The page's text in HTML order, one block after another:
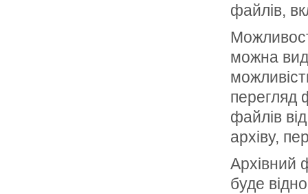
файлів,
можна
перегляд
файлів
архіву,
Архівний
буде